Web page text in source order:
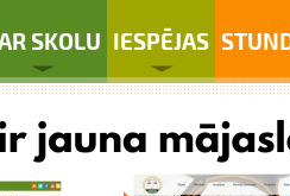
SKOLU IESPĒJAS